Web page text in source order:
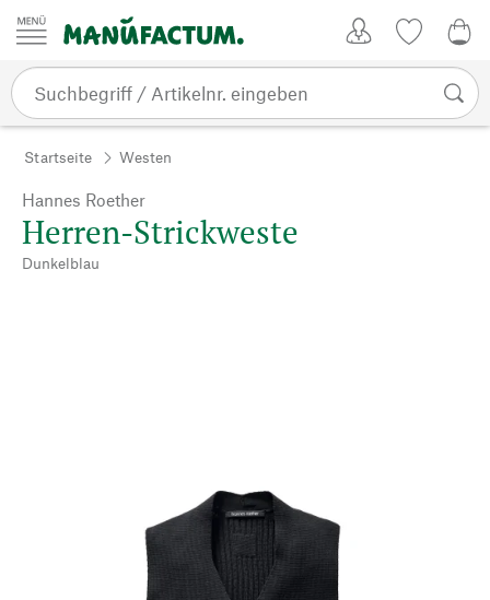
Zum Inhalt springen
Startseite Westen
Hannes Roether
Herren-Strickweste
Dunkelblau